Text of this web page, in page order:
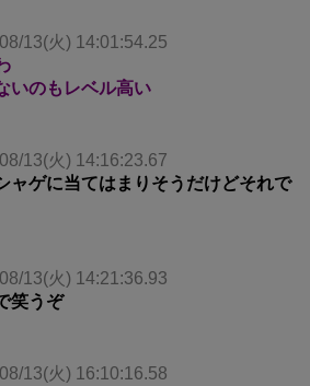
13(火) 14:01:54.25
いのもレベル高い
13(火) 14:16:23.67
ャゲに当てはまりそうだけどそれで
13(火) 14:21:36.93
笑うぞ
13(火) 16:10:16.58